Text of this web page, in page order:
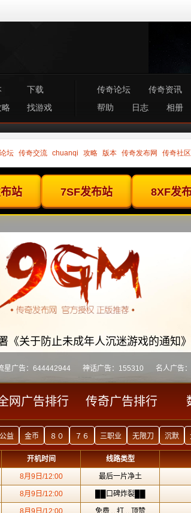
下载
找游戏
传奇论坛 传奇资讯
帮助
日志 相册
坛 传奇交流 chuanqi 攻略 版本 传奇发布网 传奇社区